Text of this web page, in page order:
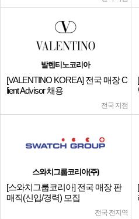
발렌티노코리아
[VALENTINO KOREA] 전국 매장 C
lient Advisor 채용
전국 지점
스와치그룹코리아(주)
[스와치그룹코리아] 전국 매장 판
매직(신입/경력) 모집
전국 전지역